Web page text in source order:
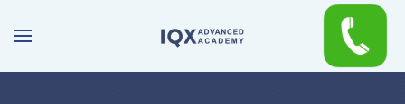
Zum Hauptinhalt springen